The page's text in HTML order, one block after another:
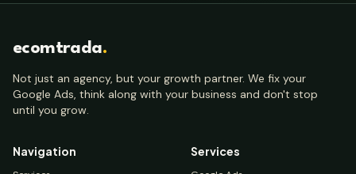
ecomtrada.
Not just an agency, but your growth partner. We fix your
Google Ads, think along with your business and don't stop
until you grow.
Navigation Services